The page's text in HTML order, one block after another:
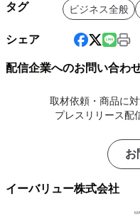
タグ ビジネス全般
シェア
配信企業へのお問い合わ
取材依頼・商品に
プレスリリース配
お
イーバリュー株式会社